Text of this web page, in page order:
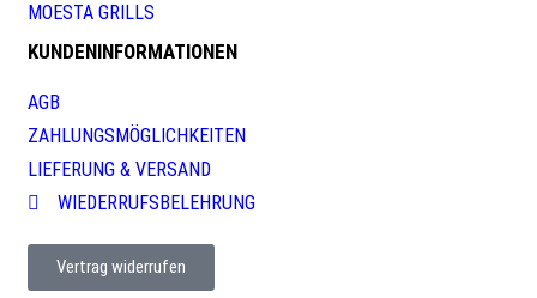
MOESTA GRILLS
KUNDENINFORMATIONEN
AGB
ZAHLUNGSMÖGLICHKEITEN
LIEFERUNG & VERSAND
WIEDERRUFSBELEHRUNG
Vertrag widerrufen